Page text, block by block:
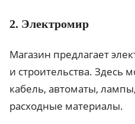
2. Электромир
Магазин предлагает
и строительства. Здесь
кабель, автоматы,
расходные материалы.